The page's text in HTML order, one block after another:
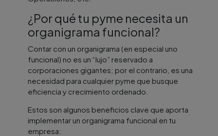
¿Por qué tu pyme necesita un
organigrama funcional?
Contar con un organigrama (en especial uno
funcional) no es un “lujo” reservado a
corporaciones gigantes; por el contrario, es una
necesidad para cualquier pyme que busque
eficiencia y crecimiento ordenado.
Estos son algunos beneficios clave que aporta
implementar un organigrama funcional en tu
empresa: